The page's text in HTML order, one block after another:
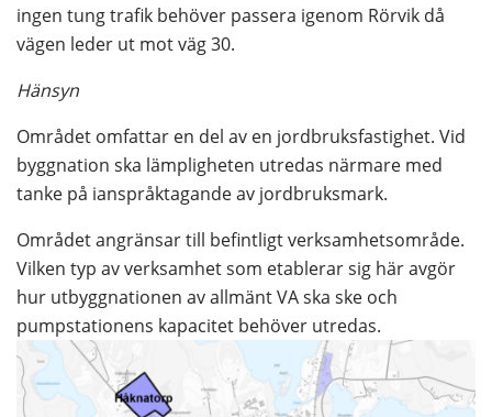
ingen tung trafik behöver passera igenom Rörvik då
vägen leder ut mot väg 30.
Hänsyn
Området omfattar en del av en jordbruksfastighet. Vid
byggnation ska lämpligheten utredas närmare med
tanke på ianspråktagande av jordbruksmark.
Området angränsar till befintligt verksamhetsområde.
Vilken typ av verksamhet som etablerar sig här avgör
hur utbyggnationen av allmänt VA ska ske och
pumpstationens kapacitet behöver utredas.